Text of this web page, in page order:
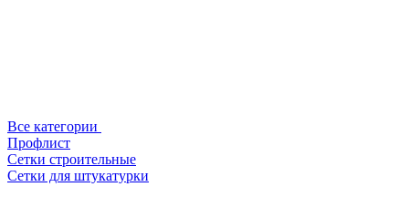
Все категории
Профлист
Сетки строительные
Сетки для штукатурки